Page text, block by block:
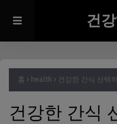
건
홈 health 건강한 간식 선택
건강한 간식